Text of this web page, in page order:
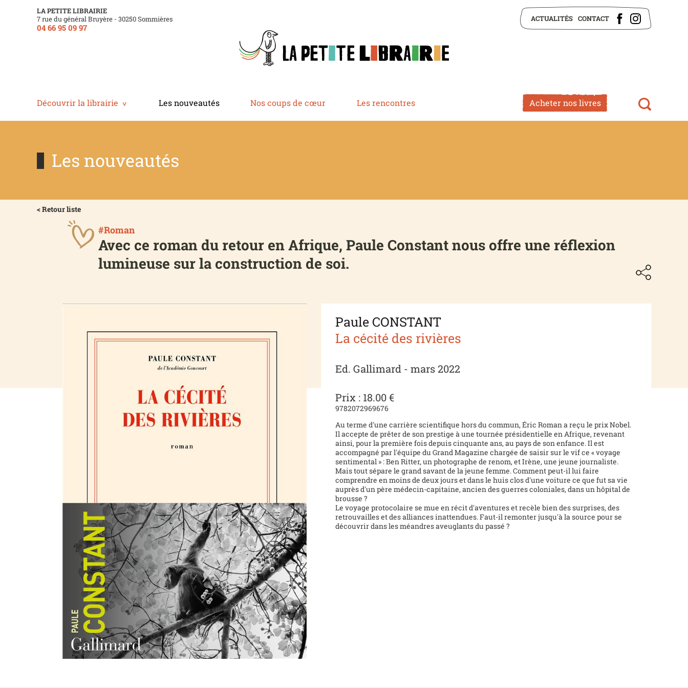
LA PETITE LIBRAIRIE
7 rue du général Bruyère - 30250 Sommières
04 66 95 09 97
ACTUALITÉS CONTACT
Découvrir la librairie Les nouveautés Nos coups de cœur Les rencontres Acheter nos livres
Les nouveautés
< Retour liste
#Roman
Avec ce roman du retour en Afrique, Paule Constant nous offre une réflexion
lumineuse sur la construction de soi.
Paule CONSTANT
La cécité des rivières
Ed. Gallimard - mars 2022
Prix : 18.00 €
9782072969676
Au terme d'une carrière scientifique hors du commun, Éric Roman a reçu le prix Nobel.
Il accepte de prêter de son prestige à une tournée présidentielle en Afrique, revenant
ainsi, pour la première fois depuis cinquante ans, au pays de son enfance. Il est
accompagné par l'équipe du Grand Magazine chargée de saisir sur le vif ce « voyage
sentimental » : Ben Ritter, un photographe de renom, et Irène, une jeune journaliste.
Mais tout sépare le grand savant de la jeune femme. Comment peut-il lui faire
comprendre en moins de deux jours et dans le huis clos d'une voiture ce que fut sa vie
auprès d'un père médecin-capitaine, ancien des guerres coloniales, dans un hôpital de
brousse ?
Le voyage protocolaire se mue en récit d'aventures et recèle bien des surprises, des
retrouvailles et des alliances inattendues. Faut-il remonter jusqu'à la source pour se
découvrir dans les méandres aveuglants du passé ?